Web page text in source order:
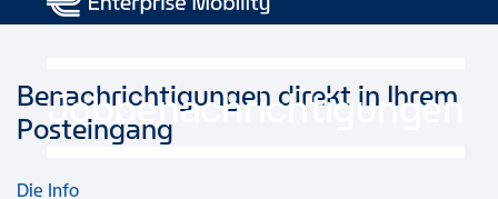
Jobbenachrichtigungen
Benachrichtigungen direkt in Ihrem
Posteingang
Die Info